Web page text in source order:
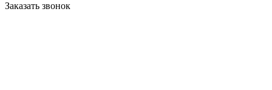
Заказать звонок